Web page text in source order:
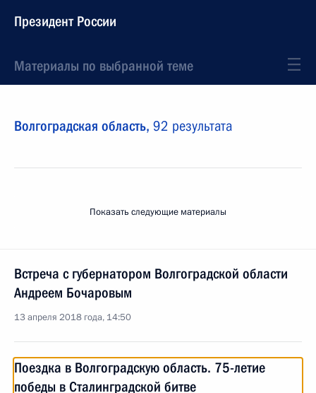
Президент России
Материалы по выбранной теме
Волгоградская область, 92 результата
Показать следующие материалы
Встреча с губернатором Волгоградской области
Андреем Бочаровым
13 апреля 2018 года, 14:50
Поездка в Волгоградскую область. 75-летие
победы в Сталинградской битве